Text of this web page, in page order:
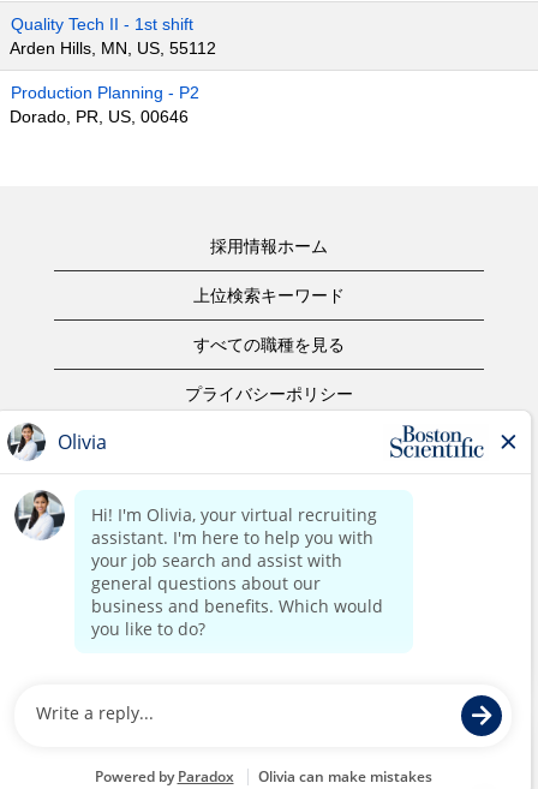
Quality Tech II - 1st shift
Arden Hills, MN, US, 55112
Production Planning - P2
Dorado, PR, US, 00646
採用情報ホーム
上位検索キーワード
すべての職種を見る
プライバシーポリシー
著作権表示
お問合せ
ボストン・サイエンティフィックウェブサイトホーム
©2017 Boston Scientific or its affiliates. All rights reserved.